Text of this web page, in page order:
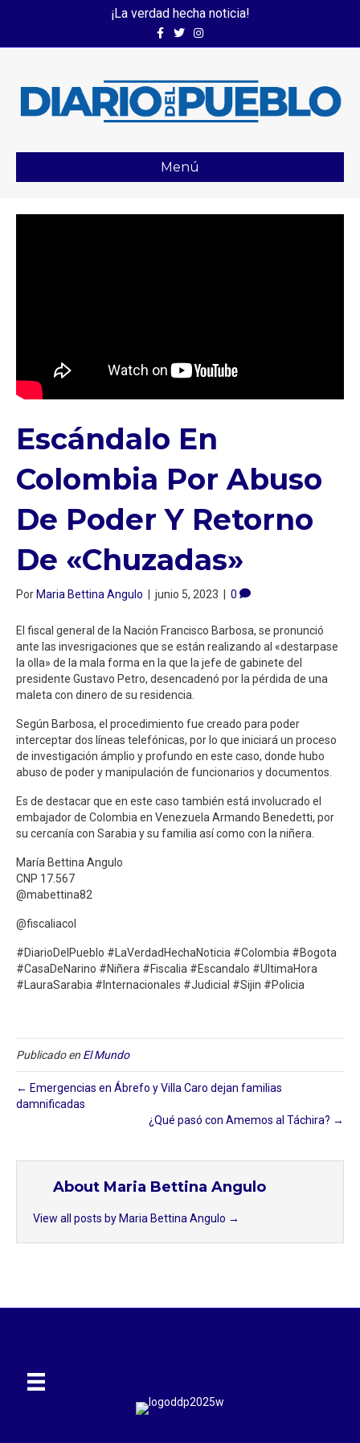
¡La verdad hecha noticia!
FacebookTwitterInstagram
Menú
Escándalo En
Colombia Por Abuso
De Poder Y Retorno
De «chuzadas»
Por Maria Bettina Angulo junio 5, 2023 0
El fiscal general de la Nación Francisco Barbosa, se pronunció
ante las invesrigaciones que se están realizando al «destarpase
la olla» de la mala forma en la que la jefe de gabinete del
presidente Gustavo Petro, desencadenó por la pérdida de una
maleta con dinero de su residencia.
Según Barbosa, el procedimiento fue creado para poder
interceptar dos líneas telefónicas, por lo que iniciará un proceso
de investigación ámplio y profundo en este caso, donde hubo
abuso de poder y manipulación de funcionarios y documentos.
Es de destacar que en este caso también está involucrado el
embajador de Colombia en Venezuela Armando Benedetti, por
su cercanía con Sarabia y su familia así como con la niñera.
María Bettina Angulo
CNP 17.567
@mabettina82
@fiscaliacol
#DiarioDelPueblo #LaVerdadHechaNoticia #Colombia #Bogota
#CasaDeNarino #Niñera #Fiscalia #Escandalo #UltimaHora
#LauraSarabia #Internacionales #Judicial #Sijin #Policia
Publicado en El Mundo
← Emergencias en Ábrefo y Villa Caro dejan familias
damnificadas
¿Qué pasó con Amemos al Táchira? →
About Maria Bettina Angulo
View all posts by Maria Bettina Angulo →